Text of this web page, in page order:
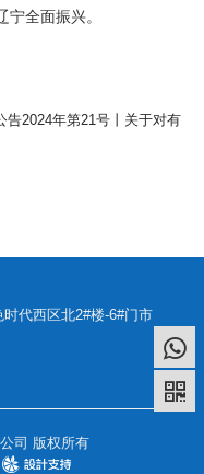
全面振兴。
告2024年第21号丨关于对有
代西区北2#楼-6#门市
司 版权所有
Design